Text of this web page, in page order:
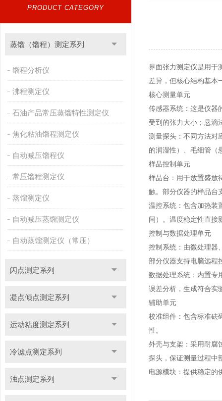
PRODUCT CATEGORY
蒸馏（馏程）测定系列
馏程分析仪
沸程测定仪
石油产品常压蒸馏特性测定仪
焦化粘油馏程测定仪
自动减压馏程仪
常压馏程测定仪
蒸馏测定仪
自动减压蒸馏测定仪
自动蒸馏测定仪（常压）
闪点测定系列
凝点倾点测定系列
运动粘度测定系列
冷滤点测定系列
浊点测定系列
界面张力测定仪是用于
差异，但核心结构基本
核心测量单元
传感器系统：这是仪器
受到的张力大小；悬滴
测量探头：不同方法对
的润湿性）、毛细管（
样品控制单元
样品台：用于放置盛放
触。部分仪器的样品台
温控系统：包含加热装
间）。温度稳定性直
控制与数据处理单元
控制系统：由微处理器
部分仪器支持电脑远程
数据处理系统：内置专
误差分析，生成符合实
辅助单元
校准组件：包含标准砝
性。
外壳与支架：采用耐腐
探头，保证测量过程中
电源模块：提供稳定的